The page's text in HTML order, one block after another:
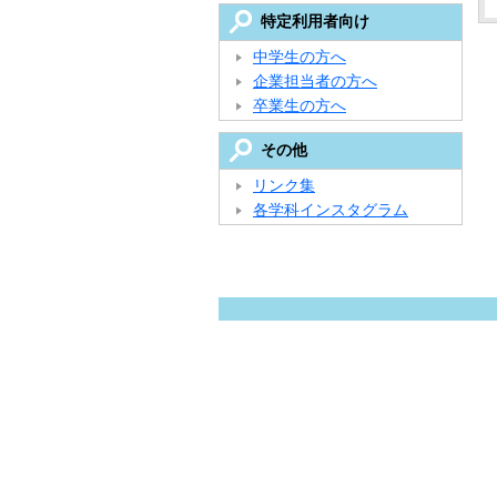
特定利用者向け
中学生の方へ
企業担当者の方へ
卒業生の方へ
その他
リンク集
各学科インスタグラム